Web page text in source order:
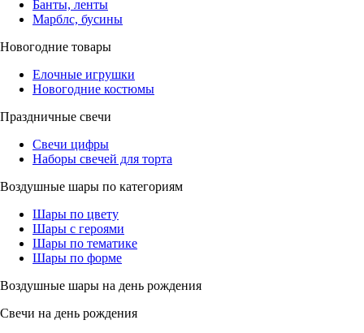
Банты, ленты
Марблс, бусины
Новогодние товары
Елочные игрушки
Новогодние костюмы
Праздничные свечи
Свечи цифры
Наборы свечей для торта
Воздушные шары по категориям
Шары по цвету
Шары с героями
Шары по тематике
Шары по форме
Воздушные шары на день рождения
Свечи на день рождения